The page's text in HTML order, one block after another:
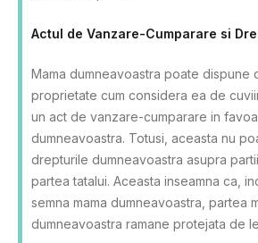
Actul de Vanzare-Cumparare si
Mama dumneavoastra poate dispune
proprietate cum considera ea de
un act de vanzare-cumparare in
dumneavoastra. Totusi, aceasta nu
drepturile dumneavoastra asupra
partea tatalui. Aceasta inseamna ca,
semna mama dumneavoastra, partea
dumneavoastra ramane protejata de